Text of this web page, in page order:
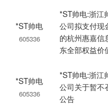
*ST帅电
605336
*ST帅电:浙江
公司拟支付现
的杭州惠嘉信
东全部权益价
*ST帅电
605336
*ST帅电:浙江
公司关于暂不
公告